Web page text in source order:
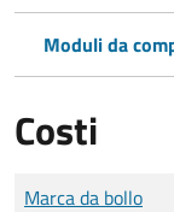
Moduli da
Costi
Tipo di pagamento
Importo
Marca da bollo